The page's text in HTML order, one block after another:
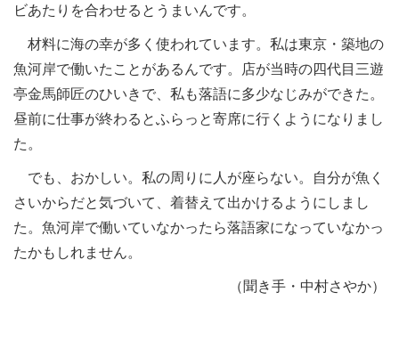
ビあたりを合わせるとうまいんです。
材料に海の幸が多く使われています。私は東京・築地の
魚河岸で働いたことがあるんです。店が当時の四代目三遊
亭金馬師匠のひいきで、私も落語に多少なじみができた。
昼前に仕事が終わるとふらっと寄席に行くようになりまし
た。
でも、おかしい。私の周りに人が座らない。自分が魚く
さいからだと気づいて、着替えて出かけるようにしまし
た。魚河岸で働いていなかったら落語家になっていなかっ
たかもしれません。
（聞き手・中村さやか）